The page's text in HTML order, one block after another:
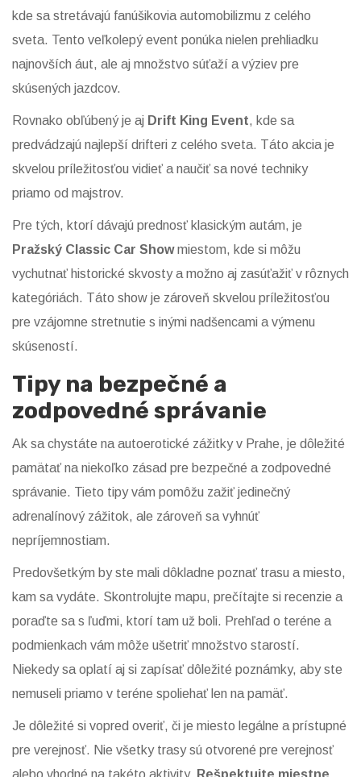
kde sa stretávajú fanúšikovia automobilizmu z celého
sveta. Tento veľkolepý event ponúka nielen prehliadku
najnovších áut, ale aj množstvo súťaží a výziev pre
skúsených jazdcov.
Rovnako obľúbený je aj Drift King Event, kde sa
predvádzajú najlepší drifteri z celého sveta. Táto akcia je
skvelou príležitosťou vidieť a naučiť sa nové techniky
priamo od majstrov.
Pre tých, ktorí dávajú prednosť klasickým autám, je
Pražský Classic Car Showmiestom, kde si môžu
vychutnať historické skvosty a možno aj zasúťažiť v rôznych
kategóriách. Táto show je zároveň skvelou príležitosťou
pre vzájomne stretnutie s inými nadšencami a výmenu
skúseností.
Tipy na bezpečné a
zodpovedné správanie
Ak sa chystáte na autoerotické zážitky v Prahe, je dôležité
pamätať na niekoľko zásad pre bezpečné a zodpovedné
správanie. Tieto tipy vám pomôžu zažiť jedinečný
adrenalínový zážitok, ale zároveň sa vyhnúť
nepríjemnostiam.
Predovšetkým by ste mali dôkladne poznať trasu a miesto,
kam sa vydáte. Skontrolujte mapu, prečítajte si recenzie a
poraďte sa s ľuďmi, ktorí tam už boli. Prehľad o teréne a
podmienkach vám môže ušetriť množstvo starostí.
Niekedy sa oplatí aj si zapísať dôležité poznámky, aby ste
nemuseli priamo v teréne spoliehať len na pamäť.
Je dôležité si vopred overiť, či je miesto legálne a prístupné
pre verejnosť. Nie všetky trasy sú otvorené pre verejnosť